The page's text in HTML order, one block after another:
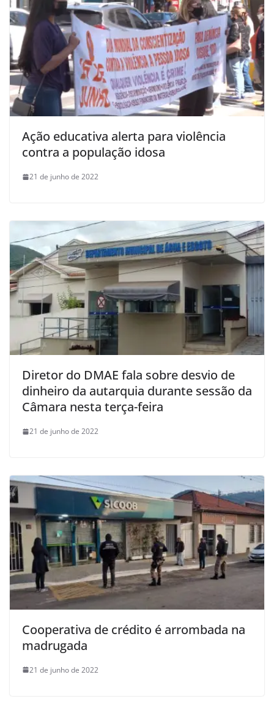
Ação educativa alerta para violência
contra a população idosa
21 de junho de 2022
Diretor do DMAE fala sobre desvio de
dinheiro da autarquia durante sessão da
Câmara nesta terça-feira
21 de junho de 2022
Cooperativa de crédito é arrombada na
madrugada
21 de junho de 2022